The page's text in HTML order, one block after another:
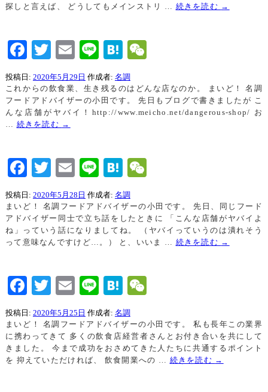
探しと言えば、 どうしてもメインストリ … 続きを読む →
Facebook
TwitterEmailLineHatena
投稿日: 2020年5月29日 作成者: 名調
これからの飲食業、生き残るのはどんな店なのか。 まいど！ 名調
フードアドバイザーの小田です。 先日もブログで書きましたが こ
んな店舗がヤバイ！http://www.meicho.net/dangerous-shop/ お
続きを読む →
Facebook
TwitterEmailLineHatena
投稿日: 2020年5月28日 作成者: 名調
まいど！ 名調フードアドバイザーの小田です。 先日、同じフード
アドバイザー同士で立ち話をしたときに 「こんな店舗がヤバイよ
ね」っていう話になりましてね。 （ヤバイっていうのは潰れそう
って意味なんですけど…。） と、いいま … 続きを読む →
Facebook
TwitterEmailLineHatena
投稿日: 2020年5月25日 作成者: 名調
まいど！ 名調フードアドバイザーの小田です。 私も長年この業界
に携わってきて 多くの飲食店経営者さんとお付き合いを共にして
きました。 今まで成功をおさめてきた人たちに共通するポイント
を 抑えていただければ、 飲食開業への … 続きを読む →